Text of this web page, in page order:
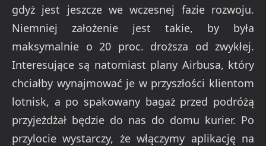
gdyż jest jeszcze we wczesnej fazie rozwoju.
Niemniej założenie jest takie, by była
maksymalnie o 20 proc. droższa od zwykłej.
Interesujące są natomiast plany Airbusa, który
chciałby wynajmować je w przyszłości klientom
lotnisk, a po spakowany bagaż przed podróżą
przyjeżdżał będzie do nas do domu kurier. Po
przylocie wystarczy, że włączymy aplikację na